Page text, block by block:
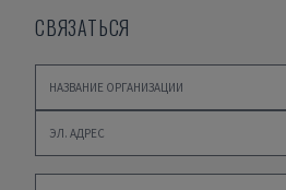
СВЯЗАТЬСЯ